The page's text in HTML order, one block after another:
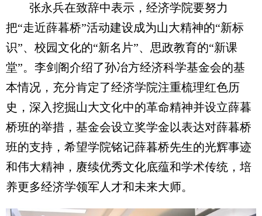
张永兵在致辞中表示，经济学院要努力
把“走近薛暮桥”活动建设成为山大精神的“新标
识”、校园文化的“新名片”、思政教育的“新课
堂”。李剑阁介绍了孙冶方经济科学基金会的基
本情况，充分肯定了经济学院注重梳理红色历
史，深入挖掘山大文化中的革命精神并设立薛暮
桥班的举措，基金会设立奖学金以表达对薛暮桥
班的支持，希望学院铭记薛暮桥先生的光辉事迹
和伟大精神，赓续优秀文化底蕴和学术传统，培
养更多经济学领军人才和未来大师。